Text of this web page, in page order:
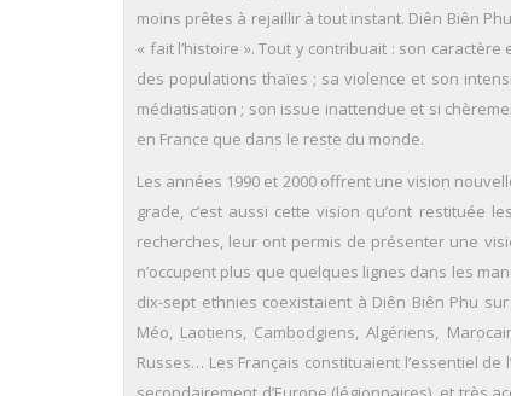
moins prêtes à rejaillir à tout instant. Diên Biên
« fait l’histoire ». Tout y contribuait : son
des populations thaïes ; sa violence et son
médiatisation ; son issue inattendue et si
en France que dans le reste du monde.
Les années 1990 et 2000 offrent une vision
grade, c’est aussi cette vision qu’ont restituée
recherches, leur ont permis de présenter une
n’occupent plus que quelques lignes dans les
dix-sept ethnies coexistaient à Diên Biên Phu
Méo, Laotiens, Cambodgiens, Algériens,
Russes… Les Français constituaient l’essentiel